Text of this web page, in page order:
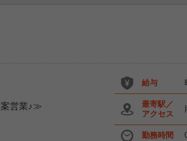
営業♪≫
給与
最寄駅／
アクセス
勤務時間